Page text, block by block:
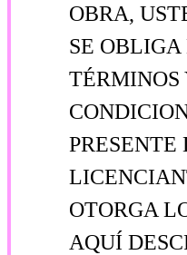
OBRA,
SE OBLIGA
TÉRMINOS
OTORGA
AQUÍ